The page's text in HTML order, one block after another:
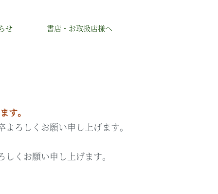
す。
ろしくお願い申し上げます。
くお願い申し上げます。
オイル
祖国の商品
せ 書店・お取扱店様へ